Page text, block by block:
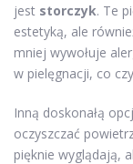
jest storczyk. Te
estetyką, ale
mniej wywołuje
w pielęgnacji, co
Inną doskonałą
oczyszczać
pięknie wyglądają,